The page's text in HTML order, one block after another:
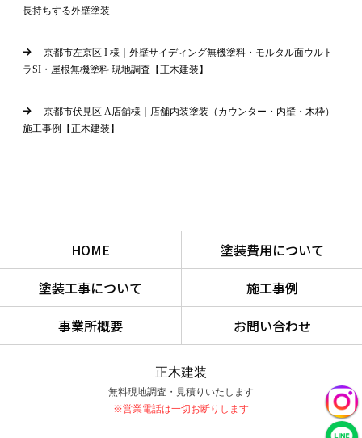
長持ちする外壁塗装
京都市左京区 I 様｜外壁サイディング無機塗料・モルタル面ウルト
ラSI・屋根無機塗料 現地調査【正木建装】
京都市伏見区 A店舗様｜店舗内装塗装（カウンター・内壁・木枠）
施工事例【正木建装】
HOME
塗装費用について
塗装工事について
施工事例
事業所概要
お問い合わせ
正木建装
無料現地調査・見積りいたします
※営業電話は一切お断りします